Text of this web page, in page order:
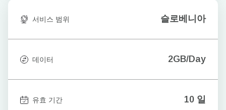
서비스 범위 슬로베니아
데이터 2GB/Day
유효 기간 10 일